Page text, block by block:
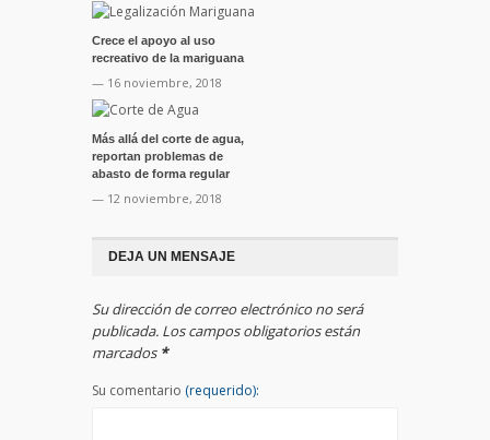
Crece el apoyo al uso
recreativo de la mariguana
— 16 noviembre, 2018
Más allá del corte de agua,
reportan problemas de
abasto de forma regular
— 12 noviembre, 2018
DEJA UN MENSAJE
Su dirección de correo electrónico no será
publicada. Los campos obligatorios están
marcados *
Su comentario (requerido):